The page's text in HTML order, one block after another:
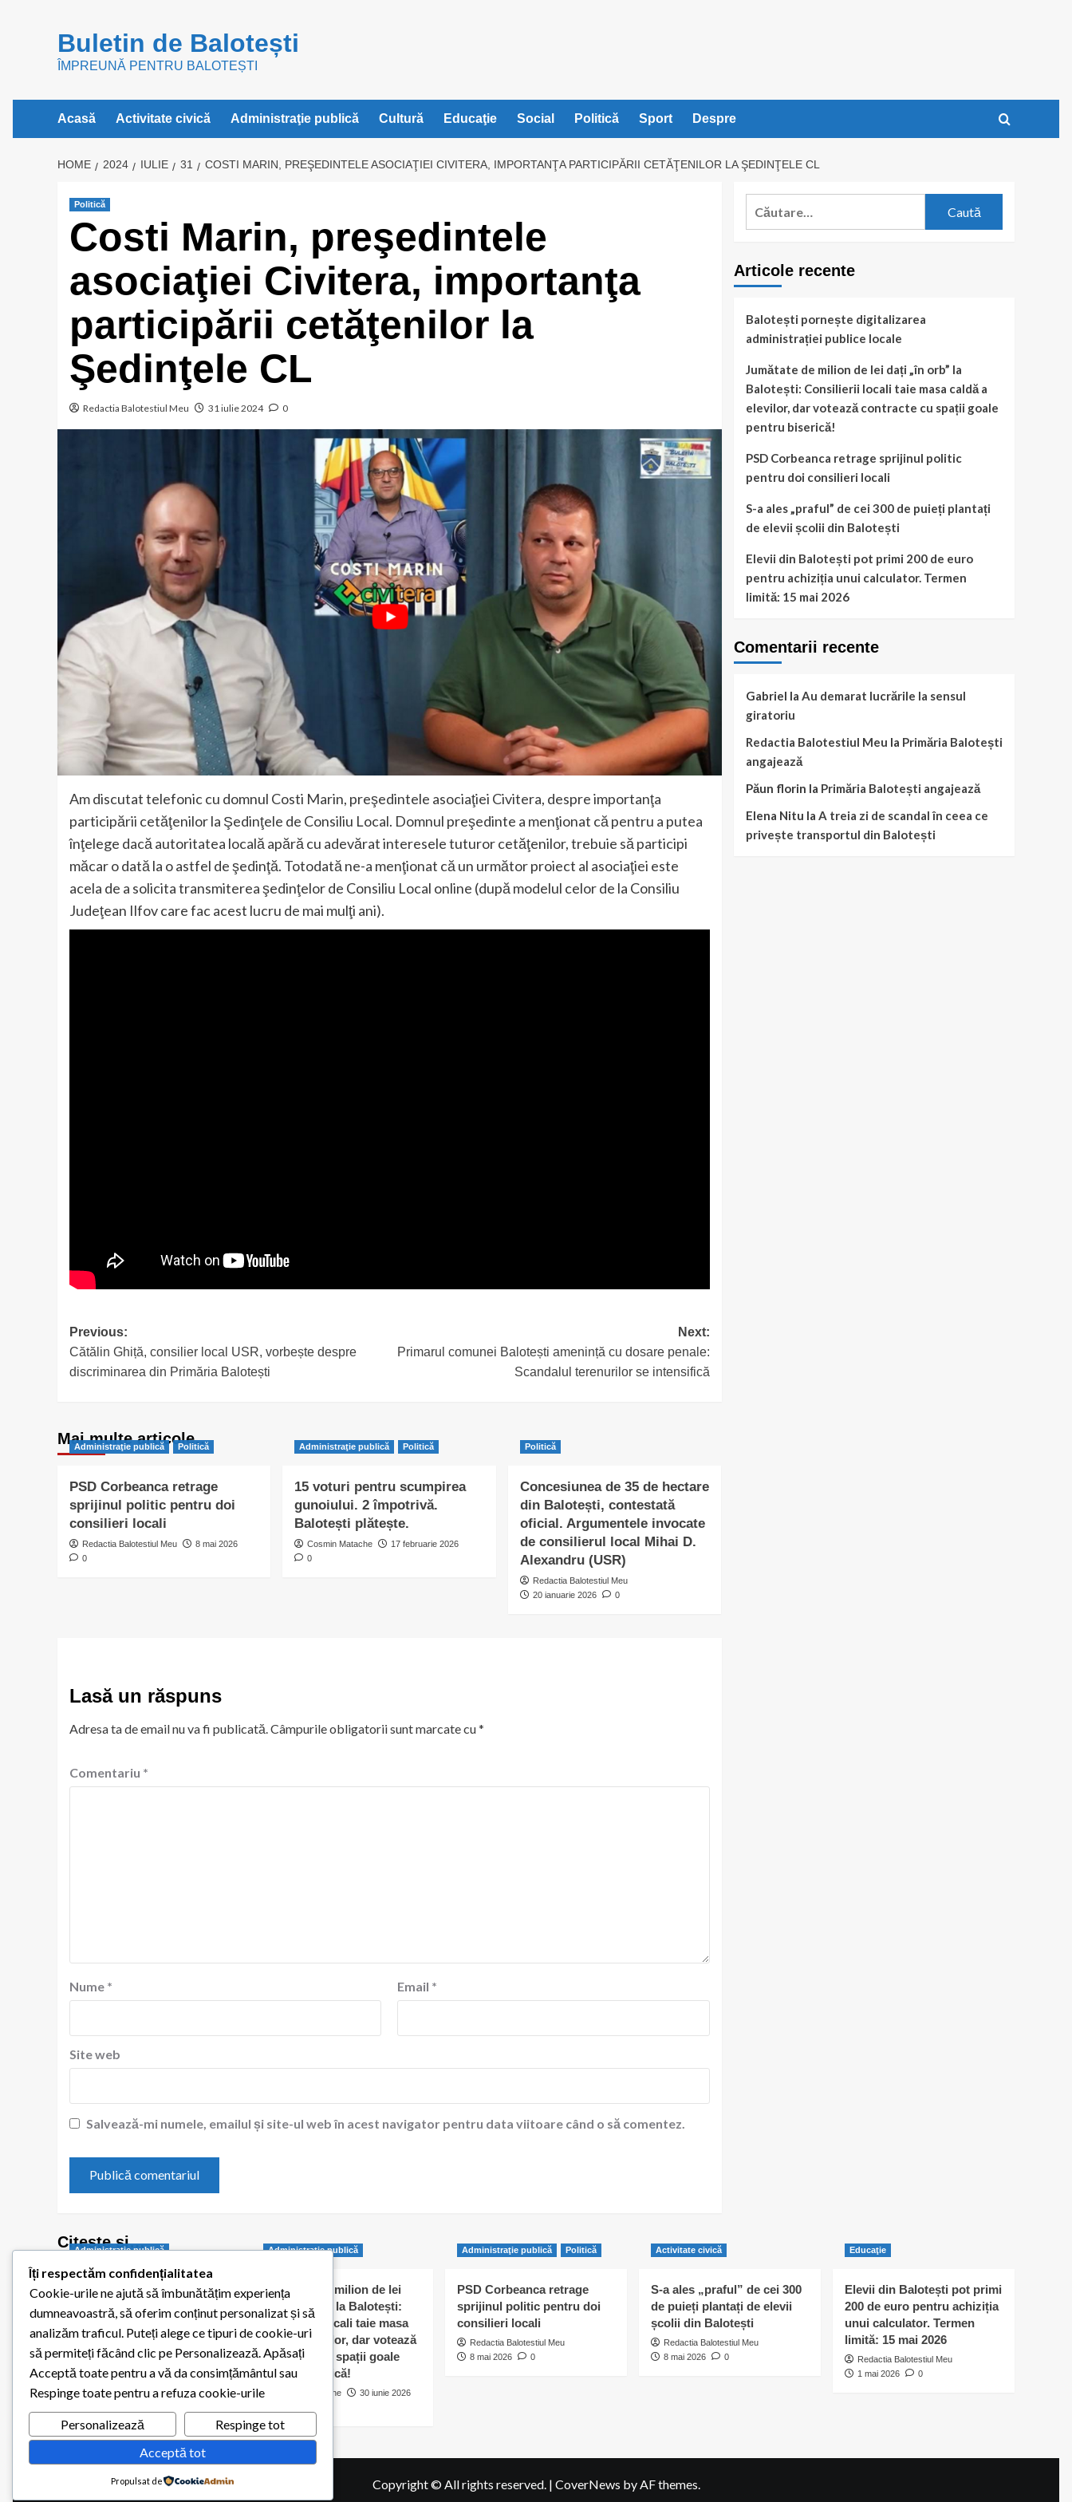
Buletin de Balotești
ÎMPREUNĂ PENTRU BALOTEȘTI
Acasă Activitate civică Administraţie publică Cultură Educaţie Social Politică Sport Despre
HOME 2024 IULIE 31 COSTI MARIN, PREŞEDINTELE ASOCIAŢIEI CIVITERA, IMPORTANŢA PARTICIPĂRII CETĂŢENILOR LA ŞEDINŢELE CL
Politică
Costi Marin, preşedintele
asociaţiei Civitera, importanţa
participării cetăţenilor la
Şedinţele CL
Redactia Balotestiul Meu 31 iulie 2024 0
Am discutat telefonic cu domnul Costi Marin, preşedintele asociaţiei Civitera, despre importanţa
participării cetăţenilor la Şedinţele de Consiliu Local. Domnul preşedinte a menţionat că pentru a putea
înţelege dacă autoritatea locală apără cu adevărat interesele tuturor cetăţenilor, trebuie să participi
măcar o dată la o astfel de şedinţă. Totodată ne-a menţionat că un următor proiect al asociaţiei este
acela de a solicita transmiterea şedinţelor de Consiliu Local online (după modelul celor de la Consiliu
Judeţean Ilfov care fac acest lucru de mai mulţi ani).
Post
navigation
Previous:
Cătălin Ghiță, consilier local USR, vorbește despre
discriminarea din Primăria Balotești
Next:
Primarul comunei Balotești amenință cu dosare penale:
Scandalul terenurilor se intensifică
Mai multe articole…
Administraţie publică Politică
PSD Corbeanca retrage
sprijinul politic pentru doi
consilieri locali
Redactia Balotestiul Meu
8 mai 2026
0
Administraţie publică Politică
15 voturi pentru scumpirea
gunoiului. 2 împotrivă.
Balotești plătește.
Cosmin Matache
17 februarie 2026
0
Politică
Concesiunea de 35 de hectare
din Balotești, contestată
oficial. Argumentele invocate
de consilierul local Mihai D.
Alexandru (USR)
Redactia Balotestiul Meu
20 ianuarie 2026
0
Lasă un răspuns
Adresa ta de email nu va fi publicată. Câmpurile obligatorii sunt marcate cu*
Comentariu *
Nume * Email *
Site web
Salvează-mi numele, emailul și site-ul web în acest navigator pentru data viitoare când o să comentez.
Caută
Articole recente
Balotești pornește digitalizarea
administrației publice locale
Jumătate de milion de lei dați „în orb” la
Balotești: Consilierii locali taie masa caldă a
elevilor, dar votează contracte cu spații goale
pentru biserică!
PSD Corbeanca retrage sprijinul politic
pentru doi consilieri locali
S-a ales „praful” de cei 300 de puieți plantați
de elevii școlii din Balotești
Elevii din Balotești pot primi 200 de euro
pentru achiziția unui calculator. Termen
limită: 15 mai 2026
Comentarii recente
Gabriel la Au demarat lucrările la sensul
giratoriu
Redactia Balotestiul Meu la Primăria Balotești
angajează
Păun florin la Primăria Balotești angajează
Elena Nitu la A treia zi de scandal în ceea ce
privește transportul din Balotești
Citește și…
Administraţie publică
Balotești pornește
digitalizarea administrației
publice locale
Redactia Balotestiul Meu
26 iulie 2026
0
Administraţie publică
Jumătate de milion de lei
dați „în orb” la Balotești:
Consilierii locali taie masa
caldă a elevilor, dar votează
contracte cu spații goale
pentru biserică!
Cosmin Matache
30 iunie 2026
Administraţie publică Politică
PSD Corbeanca retrage
sprijinul politic pentru doi
consilieri locali
Redactia Balotestiul Meu
8 mai 2026
0
Activitate civică
S-a ales „praful” de cei 300
de puieți plantați de elevii
școlii din Balotești
Redactia Balotestiul Meu
8 mai 2026
0
Educaţie
Elevii din Balotești pot primi
200 de euro pentru achiziția
unui calculator. Termen
limită: 15 mai 2026
Redactia Balotestiul Meu
1 mai 2026
0
Copyright © All rights reserved. | CoverNews by AF themes.
Îți respectăm confidențialitatea
Cookie-urile ne ajută să îmbunătățim experiența
dumneavoastră, să oferim conținut personalizat și să
analizăm traficul. Puteți alege ce tipuri de cookie-uri
să permiteți făcând clic pe Personalizează. Apăsați
Acceptă toate pentru a vă da consimțământul sau
Respinge toate pentru a refuza cookie-urile
Personalizează
Respinge tot
Acceptă tot
Propulsat de